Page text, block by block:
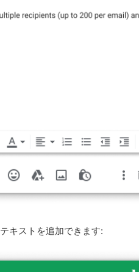
キストを追加できます: